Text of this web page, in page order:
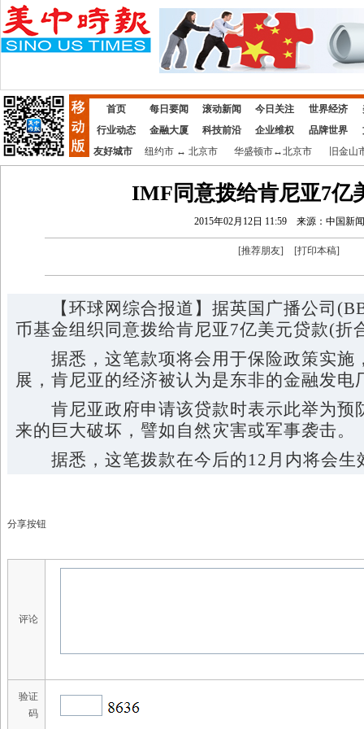
首页 每日要闻 滚动新闻 今日关注 世界经济
行业动态
金融大厦 科技前沿 企业维权 品牌世界
友好城市
纽约市↔ 北京市 华盛顿市↔北京市 旧金山
IMF同意拨给肯尼亚7亿
2015年02月12日 11:59 来源：中国新
[推荐朋友] [打印本稿]
【环球网综合报道】据英国广播公司
币基金组织同意拨给肯尼亚7亿美元贷款(折
据悉，这笔款项将会用于保险政策实施
展，肯尼亚的经济被认为是东非的金融发电
肯尼亚政府申请该贷款时表示此举为预
来的巨大破坏，譬如自然灾害或军事袭击。
据悉，这笔拨款在今后的12月内将会生
分享按钮
评论
验证
码